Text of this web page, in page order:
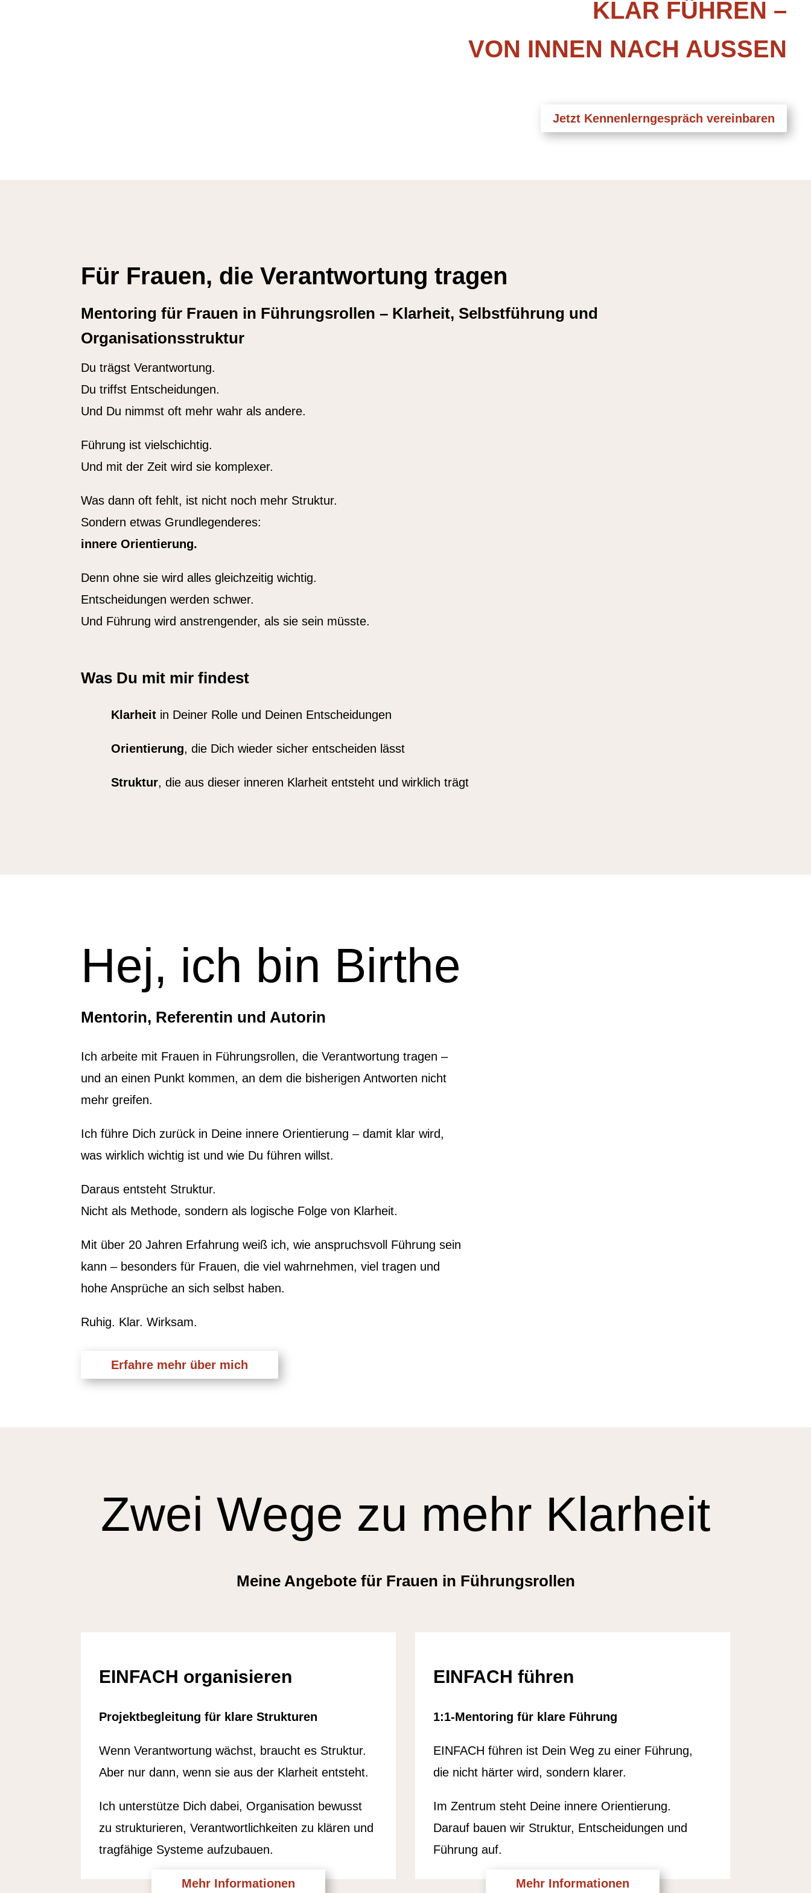
KLAR FÜHREN –
VON INNEN NACH AUSSEN
Jetzt Kennenlerngespräch vereinbaren
Für Frauen, die Verantwortung tragen
Mentoring für Frauen in Führungsrollen – Klarheit, Selbstführung und
Organisationsstruktur
Du trägst Verantwortung.
Du triffst Entscheidungen.
Und Du nimmst oft mehr wahr als andere.
Führung ist vielschichtig.
Und mit der Zeit wird sie komplexer.
Was dann oft fehlt, ist nicht noch mehr Struktur.
Sondern etwas Grundlegenderes:
innere Orientierung.
Denn ohne sie wird alles gleichzeitig wichtig.
Entscheidungen werden schwer.
Und Führung wird anstrengender, als sie sein müsste.
Was Du mit mir findest
Klarheitin Deiner Rolle und Deinen Entscheidungen
Orientierung, die Dich wieder sicher entscheiden lässt
Struktur, die aus dieser inneren Klarheit entsteht und wirklich trägt
Hej, ich bin Birthe
Mentorin, Referentin und Autorin
Ich arbeite mit Frauen in Führungsrollen, die Verantwortung tragen –
und an einen Punkt kommen, an dem die bisherigen Antworten nicht
mehr greifen.
Ich führe Dich zurück in Deine innere Orientierung – damit klar wird,
was wirklich wichtig ist und wie Du führen willst.
Daraus entsteht Struktur.
Nicht als Methode, sondern als logische Folge von Klarheit.
Mit über 20 Jahren Erfahrung weiß ich, wie anspruchsvoll Führung sein
kann – besonders für Frauen, die viel wahrnehmen, viel tragen und
hohe Ansprüche an sich selbst haben.
Ruhig. Klar. Wirksam.
Erfahre mehr über mich
Zwei Wege zu mehr Klarheit
Meine Angebote für Frauen in Führungsrollen
EINFACH organisieren
Projektbegleitung für klare Strukturen
Wenn Verantwortung wächst, braucht es Struktur.
Aber nur dann, wenn sie aus der Klarheit entsteht.
Ich unterstütze Dich dabei, Organisation bewusst
zu strukturieren, Verantwortlichkeiten zu klären und
tragfähige Systeme aufzubauen.
Mehr Informationen
EINFACH führen
1:1-Mentoring für klare Führung
EINFACH führen ist Dein Weg zu einer Führung,
die nicht härter wird, sondern klarer.
Im Zentrum steht Deine innere Orientierung.
Darauf bauen wir Struktur, Entscheidungen und
Führung auf.
Mehr Informationen